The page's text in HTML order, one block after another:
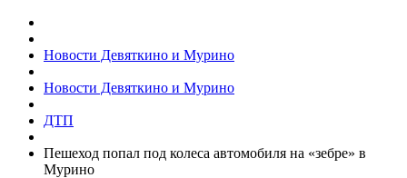
Новости Девяткино и Мурино
Новости Девяткино и Мурино
ДТП
Пешеход попал под колеса автомобиля на «зебре» в
Мурино